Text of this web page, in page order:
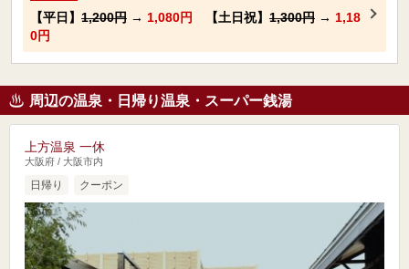
【平日】 1,200円 → 1,080円 【土日祝】 1,300円 → 1,18
0円
周辺の温泉・日帰り温泉・スーパー銭湯
上方温泉 一休
大阪府 / 大阪市内
日帰り クーポン